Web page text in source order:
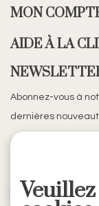
MON
AIDE À LA
Abonnez-vous à
dernières
S'ABONNER